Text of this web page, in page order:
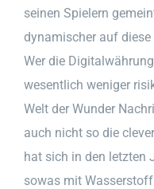
seinen Spielern
dynamischer auf diese
Wer die
wesentlich weniger
Welt der Wunder
auch nicht so die
hat sich in den letzten
sowas mit